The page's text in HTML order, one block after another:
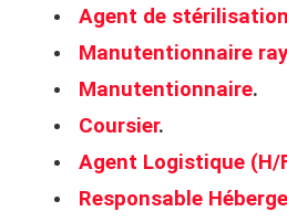
Agent de
Manutentionnaire
Manutentionnaire.
Coursier.
Agent Logistique (H/
Responsable